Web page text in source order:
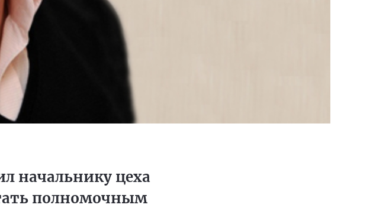
начальнику цеха
полномочным